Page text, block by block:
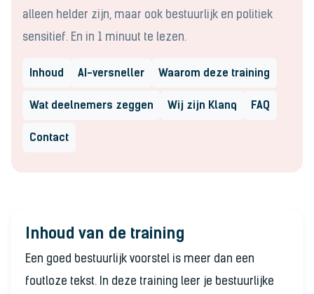
alleen helder zijn, maar ook bestuurlijk en politiek
sensitief. En in 1 minuut te lezen.
Inhoud AI-versneller Waarom deze training
Wat deelnemers zeggen Wij zijn Klanq FAQ
Contact
Inhoud van de training
Een goed bestuurlijk voorstel is meer dan een
foutloze tekst. In deze training leer je bestuurlijke